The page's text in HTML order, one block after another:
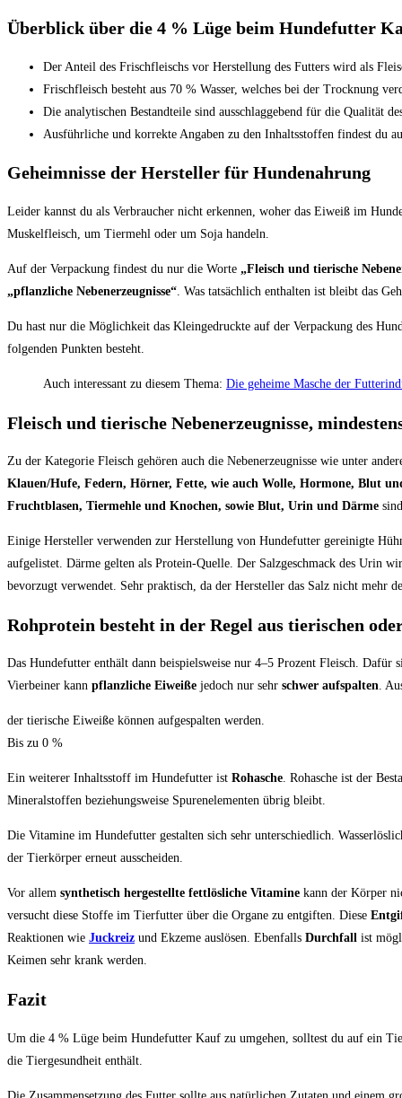
Überblick über die 4 % Lüge beim Hundefutter
Der Anteil des Frischfleischs vor Herstellung des Futters wird als
Frischfleisch besteht aus 70 % Wasser, welches bei der Trocknung
Die analytischen Bestandteile sind ausschlaggebend für die Qualität
Ausführliche und korrekte Angaben zu den Inhaltsstoffen findest du
Geheimnisse der Hersteller für Hundenahrung
Leider kannst du als Verbraucher nicht erkennen, woher das Eiweiß im
Muskelfleisch, um Tiermehl oder um Soja handeln.
Auf der Verpackung findest du nur die Worte „Fleisch und tierische
„pflanzliche Nebenerzeugnisse“ . Was tatsächlich enthalten ist bleibt das
Du hast nur die Möglichkeit das Kleingedruckte auf der Verpackung des
folgenden Punkten besteht.
Auch interessant zu diesem Thema: Die geheime Masche der
Fleisch und tierische Nebenerzeugnisse,
Zu der Kategorie Fleisch gehören auch die Nebenerzeugnisse wie unter
Klauen/Hufe, Federn, Hörner, Fette, wie auch Wolle, Hormone, Blut
Fruchtblasen, Tiermehle und Knochen, sowie Blut, Urin und Därme
Einige Hersteller verwenden zur Herstellung von Hundefutter gereinigte
aufgelistet. Därme gelten als Protein-Quelle. Der Salzgeschmack des Urin
bevorzugt verwendet. Sehr praktisch, da der Hersteller das Salz nicht mehr
Rohprotein besteht in der Regel aus tierischen
Das Hundefutter enthält dann beispielsweise nur 4–5 Prozent Fleisch.
Vierbeiner kann pflanzliche Eiweiße jedoch nur sehr schwer aufspalten.
der tierische Eiweiße können aufgespalten werden.
Bis zu 0 %
Ein weiterer Inhaltsstoff im Hundefutter ist Rohasche. Rohasche ist der
Mineralstoffen beziehungsweise Spurenelementen übrig bleibt.
Die Vitamine im Hundefutter gestalten sich sehr unterschiedlich.
der Tierkörper erneut ausscheiden.
Vor allem synthetisch hergestellte fettlösliche Vitamine kann der Körper
versucht diese Stoffe im Tierfutter über die Organe zu entgiften. Diese
Reaktionen wie Juckreiz und Ekzeme auslösen. Ebenfalls Durchfall ist
Keimen sehr krank werden.
Fazit
Um die 4 % Lüge beim Hundefutter Kauf zu umgehen, solltest du auf ein
die Tiergesundheit enthält.
Die Zusammensetzung des Futter sollte aus natürlichen Zutaten und einem